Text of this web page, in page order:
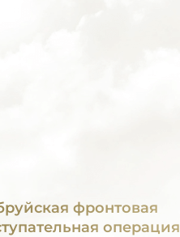
фронтовая
операция